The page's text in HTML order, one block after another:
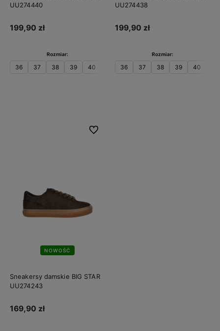
UU274440
199,90 zł
Rozmiar:
36 37 38 39 40
UU274438
199,90 zł
Rozmiar:
36 37 38 39 40
NOWOŚĆ
Sneakersy damskie BIG STAR
UU274243
169,90 zł
Do ulubionych